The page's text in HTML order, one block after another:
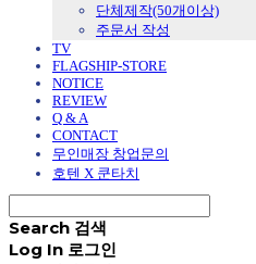
단체제작(50개이상)
주문서 작성
TV
FLAGSHIP-STORE
NOTICE
REVIEW
Q & A
CONTACT
무인매장 창업문의
호텐 X 쿤타치
Search 검색
Log In 로그인